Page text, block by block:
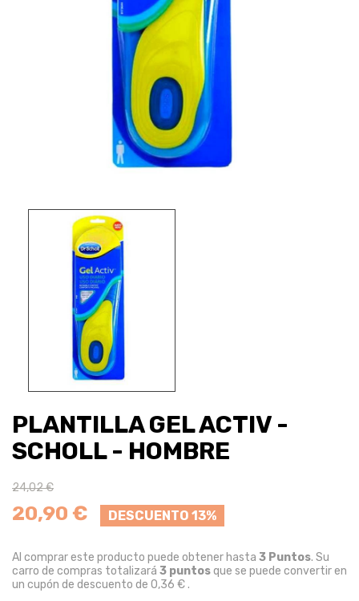
PLANTILLA GEL ACTIV -
SCHOLL - HOMBRE
24,02 €
20,90 € DESCUENTO 13%
Al comprar este producto puede obtener hasta 3 Puntos. Su
carro de compras totalizará 3 puntosque se puede convertir en
un cupón de descuento de 0,36 €.